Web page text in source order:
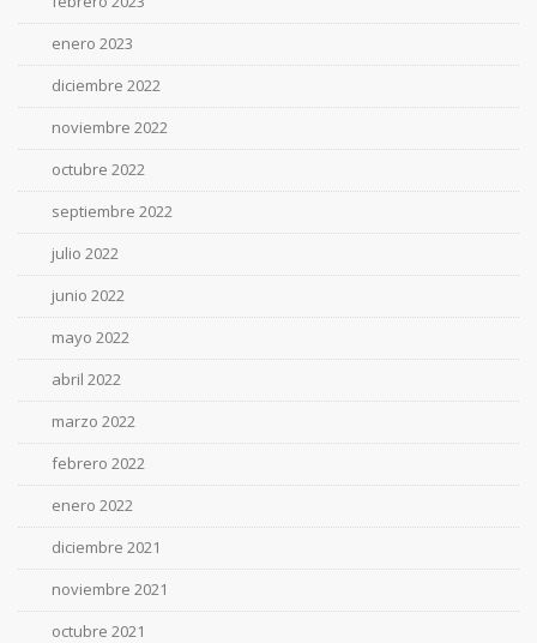
enero 2023
diciembre 2022
noviembre 2022
octubre 2022
septiembre 2022
julio 2022
junio 2022
mayo 2022
abril 2022
marzo 2022
febrero 2022
enero 2022
diciembre 2021
noviembre 2021
octubre 2021